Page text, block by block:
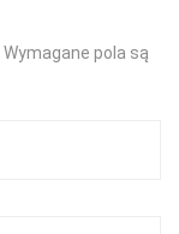
Wymagane pola są